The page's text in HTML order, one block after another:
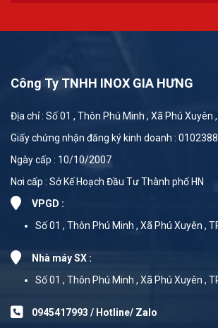
Công Ty TNHH INOX GIA HƯNG
Địa chỉ : Số 01 , Thôn Phú Minh , Xã Phú Xuyên
Giấy chứng nhận đăng ký kinh doanh :
Ngày cấp : 10/10/2007
Nơi cấp : Sở Kế Hoạch Đầu Tư Thành phố HN
VPGD :
Số 01 , Thôn Phú Minh , Xã Phú Xuyên ,
Nhà máy SX :
Số 01 , Thôn Phú Minh , Xã Phú Xuyên ,
0945417993 / Hotline/ Zalo